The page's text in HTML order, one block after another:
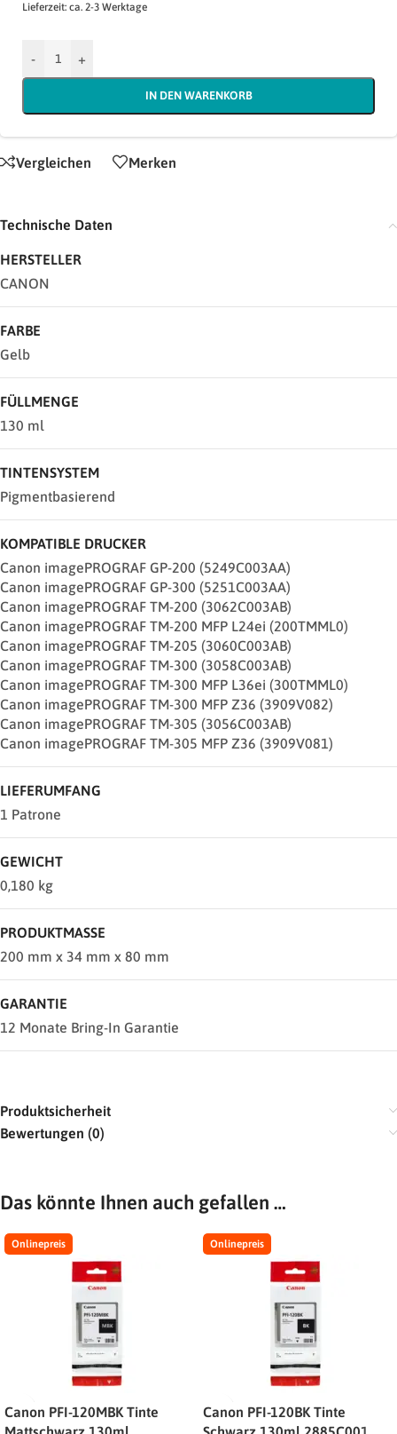
Lieferzeit: ca. 2-3 Werktage
- +
IN DEN WARENKORB
Vergleichen Merken
Technische Daten
HERSTELLER
CANON
FARBE
Gelb
FÜLLMENGE
130 ml
TINTENSYSTEM
Pigmentbasierend
KOMPATIBLE DRUCKER
Canon imagePROGRAF GP-200 (5249C003AA)
Canon imagePROGRAF GP-300 (5251C003AA)
Canon imagePROGRAF TM-200 (3062C003AB)
Canon imagePROGRAF TM-200 MFP L24ei (200TMML0)
Canon imagePROGRAF TM-205 (3060C003AB)
Canon imagePROGRAF TM-300 (3058C003AB)
Canon imagePROGRAF TM-300 MFP L36ei (300TMML0)
Canon imagePROGRAF TM-300 MFP Z36 (3909V082)
Canon imagePROGRAF TM-305 (3056C003AB)
Canon imagePROGRAF TM-305 MFP Z36 (3909V081)
LIEFERUMFANG
1 Patrone
GEWICHT
0,180 kg
PRODUKTMASSE
200 mm x 34 mm x 80 mm
GARANTIE
12 Monate Bring-In Garantie
Produktsicherheit
Bewertungen (0)
Das könnte Ihnen auch gefallen …
Onlinepreis
Canon PFI-120MBK Tinte
Onlinepreis
Canon PFI-120BK Tinte